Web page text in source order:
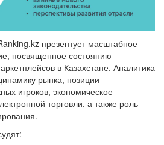
презентует масштабное
посвященное состоянию
в Казахстане. Аналитика
рынка, позиции
игроков, экономическое
торговли, а также роль